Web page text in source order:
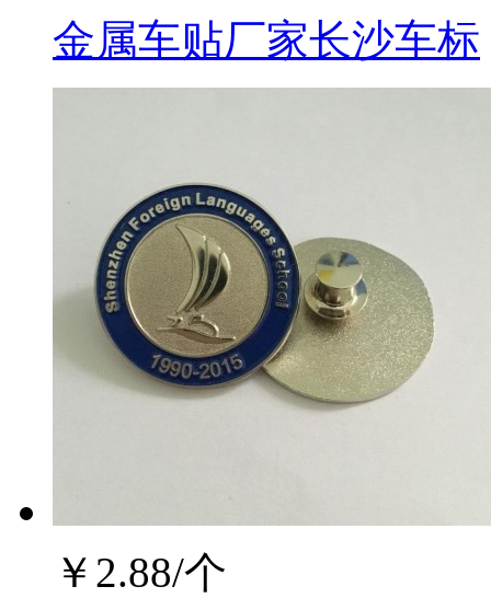
金属车贴厂家长沙车标
￥ 2.88/个